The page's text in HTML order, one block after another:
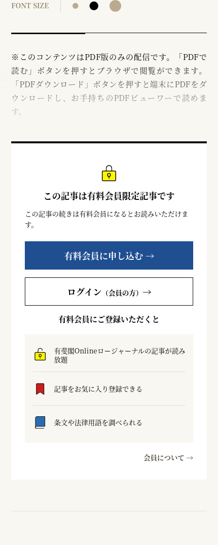
FONT SIZE
※このコンテンツはPDF版のみの配信です。「PDFで
読む」ボタンを押すとブラウザで閲覧ができます。
「PDFダウンロード」ボタンを押すと端末にPDFをダ
ウンロードし、お手持ちのPDFビューワーで読めま
す。
この記事は有料会員限定記事です
この記事の続きは有料会員になるとお読みいただけま
す。
有料会員に申し込む →
ログイン （会員の方） →
有料会員にご登録いただくと
有斐閣Onlineロージャーナルの記事が読み
放題
記事をお気に入り登録できる
条文や法律用語を調べられる
会員について →